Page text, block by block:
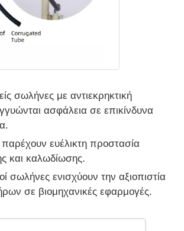
σωλήνες με αντιεκρηκτική
ασφάλεια σε επικίνδυνα
ευέλικτη προστασία
και καλωδίωσης.
σωλήνες ενισχύουν την αξιοπιστία
σε βιομηχανικές εφαρμογές.